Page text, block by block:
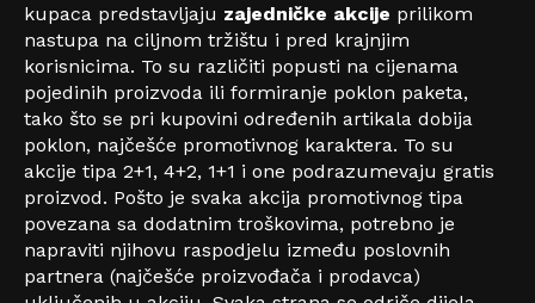
kupaca predstavljaju zajedničke akcije prilikom
nastupa na ciljnom tržištu i pred krajnjim
korisnicima. To su različiti popusti na cijenama
pojedinih proizvoda ili formiranje poklon paketa,
tako što se pri kupovini određenih artikala dobija
poklon, najčešće promotivnog karaktera. To su
akcije tipa 2+1, 4+2, 1+1 i one podrazumevaju gratis
proizvod. Pošto je svaka akcija promotivnog tipa
povezana sa dodatnim troškovima, potrebno je
napraviti njihovu raspodjelu između poslovnih
partnera (najčešće proizvođača i prodavca)